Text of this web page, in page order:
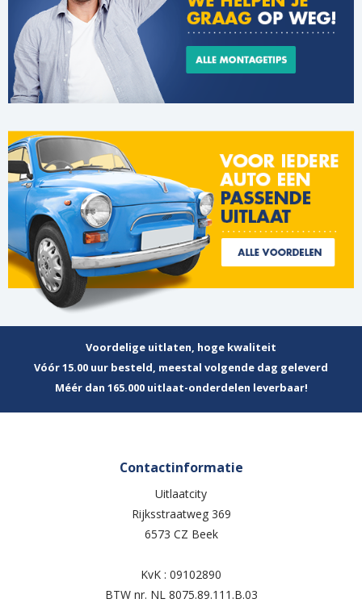
Voordelige uitlaten, hoge kwaliteit
Vóór 15.00 uur besteld, meestal volgende dag geleverd
Méér dan 165.000 uitlaat-onderdelen leverbaar!
Contactinformatie
Uitlaatcity
Rijksstraatweg 369
6573 CZ Beek
KvK : 09102890
BTW nr. NL 8075.89.111.B.03